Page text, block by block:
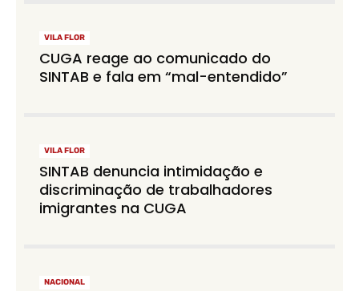
VILA FLOR
CUGA reage ao comunicado do
SINTAB e fala em “mal-entendido”
VILA FLOR
SINTAB denuncia intimidação e
discriminação de trabalhadores
imigrantes na CUGA
NACIONAL